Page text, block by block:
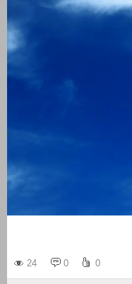
24 0 0